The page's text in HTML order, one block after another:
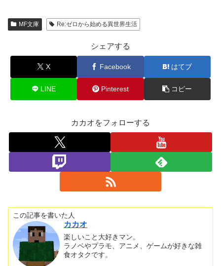
MF文庫 Re:ゼロから始める異世界生活
シェアする
X Facebook はてブ
LINE Pinterest コピー
カカオをフォローする
この記事を書いた人
カカオ
楽しいこと大好きマン。
ラノベやプラモ、アニメ、ゲームが好きな雑
食オタクです。